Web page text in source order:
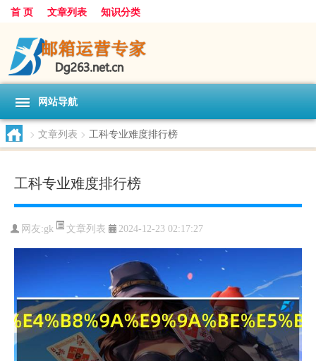
首 页 文章列表 知识分类
网站导航
> 文章列表 > 工科专业难度排行榜
工科专业难度排行榜
网友:gk 文章列表 2024-12-23 02:17:27